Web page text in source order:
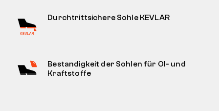
Durchtrittsichere Sohle KEVLAR
Bestandigkeit der Sohlen für Ol- und
Kraftstoffe